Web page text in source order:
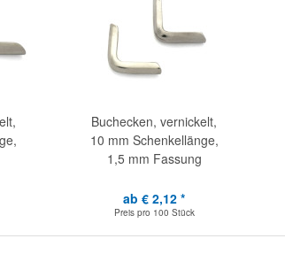
Buchecken, vernickelt,
10 mm Schenkellänge,
1,5 mm Fassung
ab € 2,12 *
Preis pro 100 Stück